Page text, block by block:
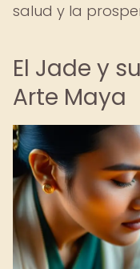
salud y la
El Jade y
Arte Maya